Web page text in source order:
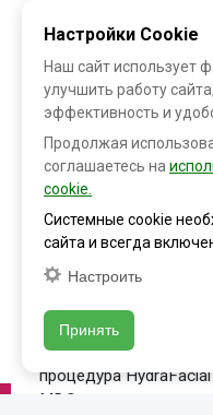
О клинике
Наши специалисты
УСЛУГИ
Уходовые процедуры
для лица
Инъекционная
косметология
Косметологическая
процедура HydraFacial
MD®
Настройки Cookie
Наш сайт использует
улучшить работу
эффективность и
Продолжая
соглашаетесь на
cookie.
Системные cookie
сайта и всегда
Настроить
Принять